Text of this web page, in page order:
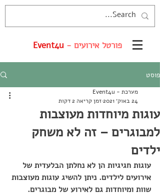
פורטל אירועים - Event4u
פוסט
עוגות מיוחדות מעוצבות
למבוגרים – זה לא משחק
ילדים
מערכת - Event4u
24 באוק׳ 2021
זמן קריאה 2 דקות
עוגות חגיגיות הן לא נחלתן הבלעדית של
אירועים לילדים. ניתן להשיג עוגות מעוצבות
שוות ומיוחדות גם לאירוע של מבוגרים.